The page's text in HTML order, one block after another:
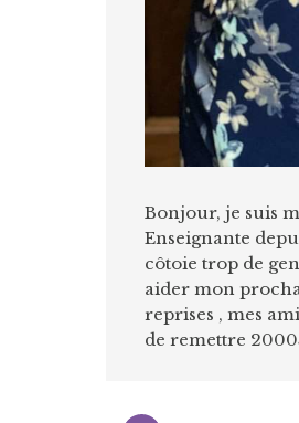
Bonjour, je suis
Enseignante
côtoie trop de
aider mon
reprises , mes
de remettre